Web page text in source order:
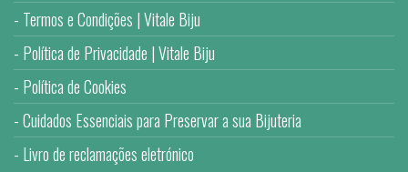
Termos e Condições | Vitale Biju
Política de Privacidade | Vitale Biju
Política de Cookies
Cuidados Essenciais para Preservar a sua Bijuteria
Livro de reclamações eletrónico